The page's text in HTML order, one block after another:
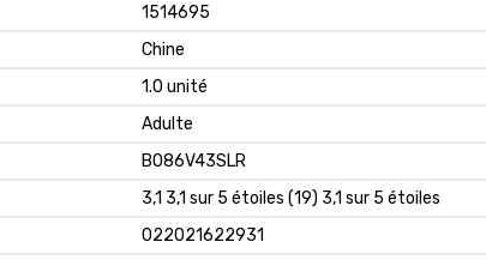
1514695
Chine
1.0 unité
Adulte
B086V43SLR
3,1 3,1 sur 5 étoiles (19) 3,1 sur 5 étoiles
022021622931